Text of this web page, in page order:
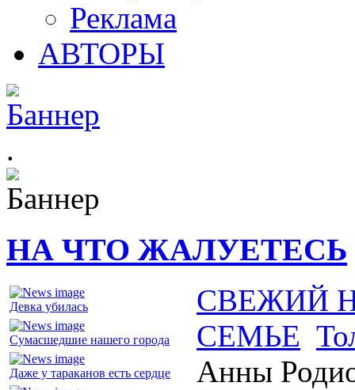
Реклама
АВТОРЫ
.
НА ЧТО ЖАЛУЕТЕСЬ
Девка убилась
Сумасшедшие нашего города
Даже у тараканов есть сердце
СВЕЖИЙ
СЕМЬЕ
Анны